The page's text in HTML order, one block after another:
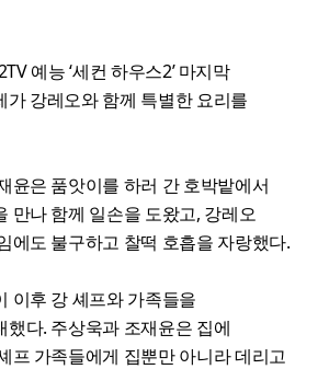
예능 ‘세컨 하우스2’ 마지막
가 강레오와 함께 특별한 요리를
윤은 품앗이를 하러 간 호박밭에서
만나 함께 일손을 도왔고, 강레오
에도 불구하고 찰떡 호흡을 자랑했다.
이후 강 셰프와 가족들을
했다. 주상욱과 조재윤은 집에
프 가족들에게 집뿐만 아니라 데리고